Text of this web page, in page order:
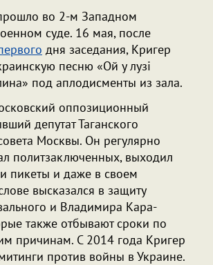
во 2-м Западном
суде. 16 мая, после
дня заседания, Кригер
песню «Ой у лузі
под аплодисменты из зала.
оппозиционный
депутат Таганского
Москвы. Он регулярно
политзаключенных, выходил
пикеты и даже в своем
высказался в защиту
и Владимира Кара-
также отбывают сроки по
причинам. С 2014 года Кригер
против войны в Украине.